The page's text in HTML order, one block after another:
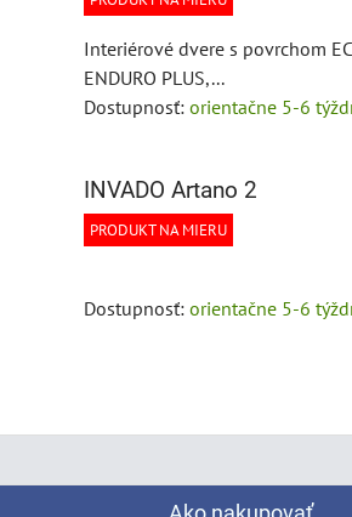
Interiérové dvere s povrchom
ENDURO PLUS,...
Dostupnosť: orientačne 5-6
INVADO Artano 2
PRODUKT NA MIERU
Dostupnosť: orientačne 5-6